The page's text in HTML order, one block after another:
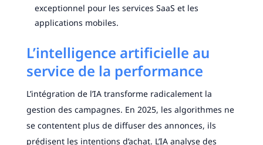
exceptionnel pour les services SaaS et les
applications mobiles.
L’intelligence artificielle au
service de la performance
L’intégration de l’IA transforme radicalement la
gestion des campagnes. En 2025, les algorithmes ne
se contentent plus de diffuser des annonces, ils
prédisent les intentions d’achat. L’IA analyse des